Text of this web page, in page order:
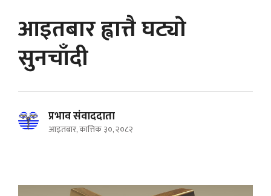
आइतबार ह्वात्तै घट्याे
सुनचाँदी
प्रभाव संवाददाता
आइतबार, कात्तिक ३०, २०८२